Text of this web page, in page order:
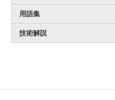
用語集
技術解説